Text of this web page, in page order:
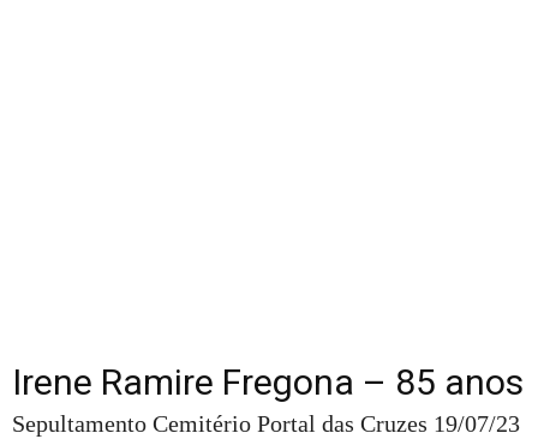
Irene Ramire Fregona – 85 anos
Sepultamento Cemitério Portal das Cruzes 19/07/23